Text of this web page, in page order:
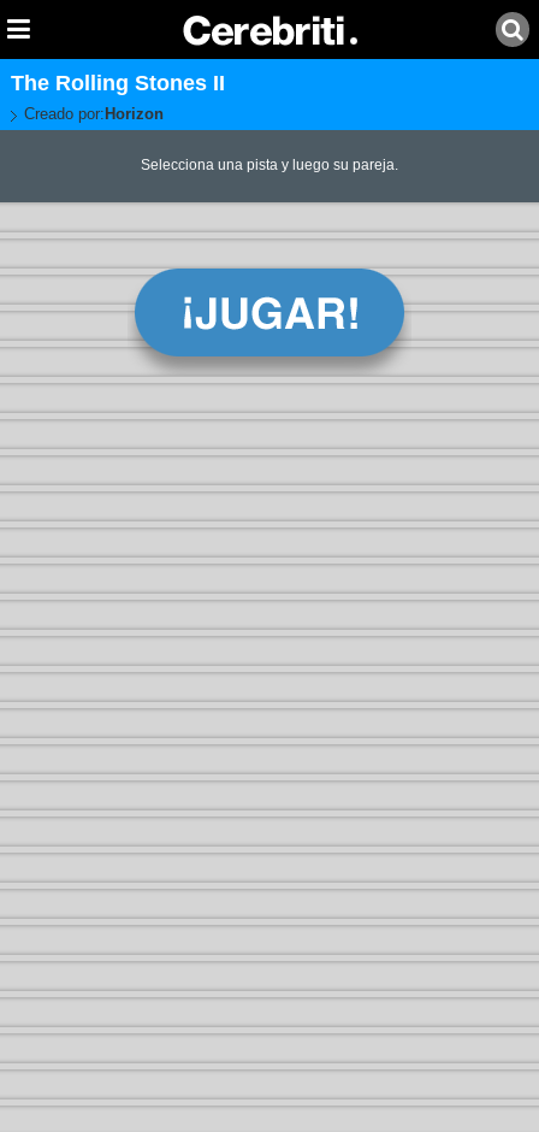
The Rolling Stones II
Creado por: Horizon
Selecciona una pista y luego su pareja.